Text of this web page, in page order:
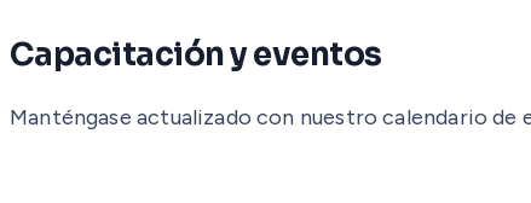
Capacitación y eventos
Manténgase actualizado con nuestro calendario